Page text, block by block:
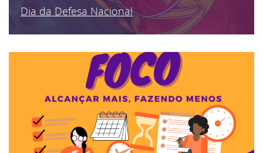
Dia da Defesa Nacional